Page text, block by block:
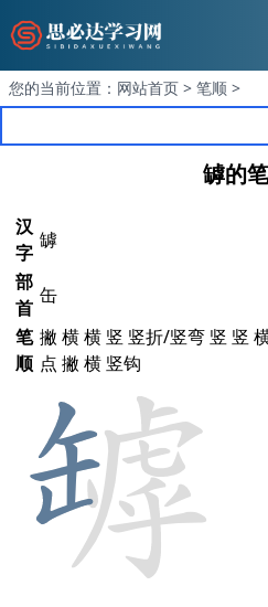
您的当前位置： 网站首页 > 笔顺 >
罅的
汉
字
罅
部
首
缶
笔
顺
撇 横 横 竖 竖折/竖弯 竖 竖
点 撇 横 竖钩